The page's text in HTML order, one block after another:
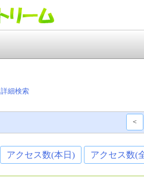
詳細検索
<
アクセス数(本日) アクセス数(